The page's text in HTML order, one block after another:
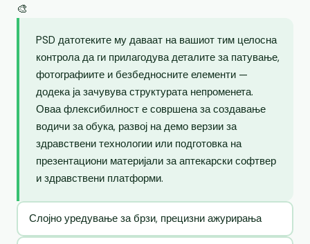
🎨
PSD датотеките му даваат на вашиот тим целосна
контрола да ги прилагодува деталите за патување,
фотографиите и безбедносните елементи —
додека ја зачувува структурата непроменета.
Оваа флексибилност е совршена за создавање
водичи за обука, развој на демо верзии за
здравствени технологии или подготовка на
презентациони материјали за аптекарски софтвер
и здравствени платформи.
Слојно уредување за брзи, прецизни ажурирања